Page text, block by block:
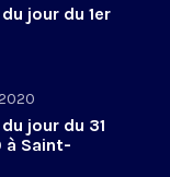
jour du 1er
jour du 31
à Saint-